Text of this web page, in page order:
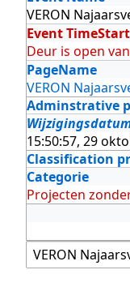
VERON
Event TimeStart
Deur is open
PageName
VERON
Adminstrative
15:50:57, 29
Classification
Categorie
Projecten